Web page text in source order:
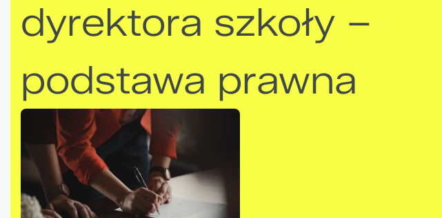
dyrektora szkoły –
podstawa prawna